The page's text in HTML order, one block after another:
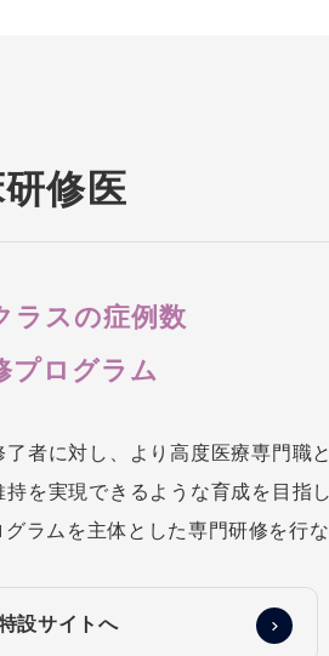
修医
ラスの症例数
プログラム
者に対し、より高度医療専門職
持を実現できるような育成を目指
ラムを主体とした専門研修を行な
設サイトへ